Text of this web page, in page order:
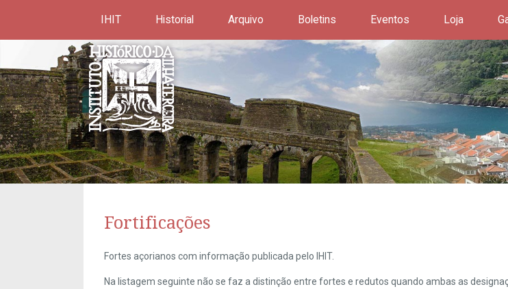
IHIT Historial Arquivo Boletins Eventos Loja
Fortificações
Fortes açorianos com informação publicada pelo IHIT.
Na listagem seguinte não se faz a distinção entre fortes e redutos quando ambas as